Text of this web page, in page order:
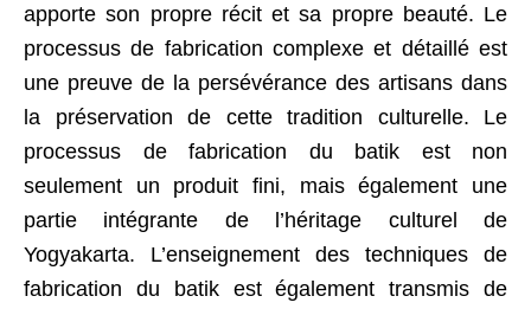
apporte son propre récit et sa propre beauté. Le
processus de fabrication complexe et détaillé est
une preuve de la persévérance des artisans dans
la préservation de cette tradition culturelle. Le
processus de fabrication du batik est non
seulement un produit fini, mais également une
partie intégrante de l’héritage culturel de
Yogyakarta. L’enseignement des techniques de
fabrication du batik est également transmis de